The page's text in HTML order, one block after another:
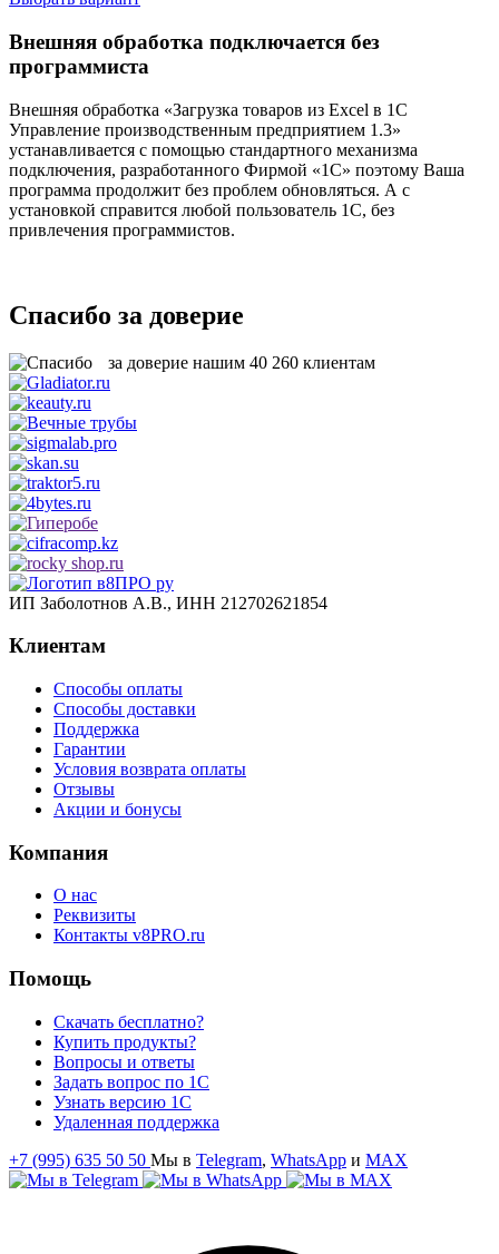
Внешняя обработка подключается без
программиста
Внешняя обработка «Загрузка товаров из Excel в 1С
Управление производственным предприятием 1.3»
устанавливается с помощью стандартного механизма
подключения, разработанного Фирмой «1С» поэтому Ваша
программа продолжит без проблем обновляться. А с
установкой справится любой пользователь 1С, без
привлечения программистов.
Спасибо за доверие
за доверие нашим 40 260 клиентам
ИП Заболотнов А.В., ИНН 212702621854
Клиентам
Способы оплаты
Способы доставки
Поддержка
Гарантии
Условия возврата оплаты
Отзывы
Акции и бонусы
Компания
О нас
Реквизиты
Контакты v8PRO.ru
Помощь
Скачать бесплатно?
Купить продукты?
Вопросы и ответы
Задать вопрос по 1С
Узнать версию 1С
Удаленная поддержка
+7 (995) 635 50 50 Мы в Telegram, WhatsApp и MAX